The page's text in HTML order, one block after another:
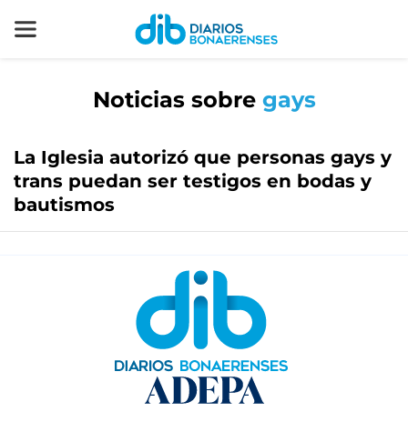
Noticias sobre gays
La Iglesia autorizó que personas gays y
trans puedan ser testigos en bodas y
bautismos